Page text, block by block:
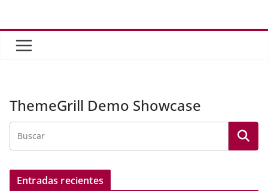
contenido
ThemeGrill Demo Showcase
Entradas recientes